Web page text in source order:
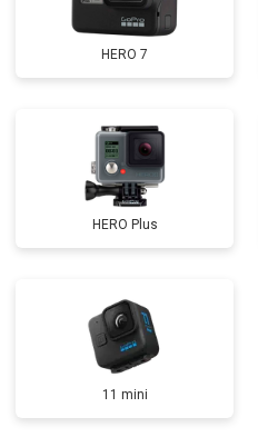
HERO 7
HERO Plus
11 mini